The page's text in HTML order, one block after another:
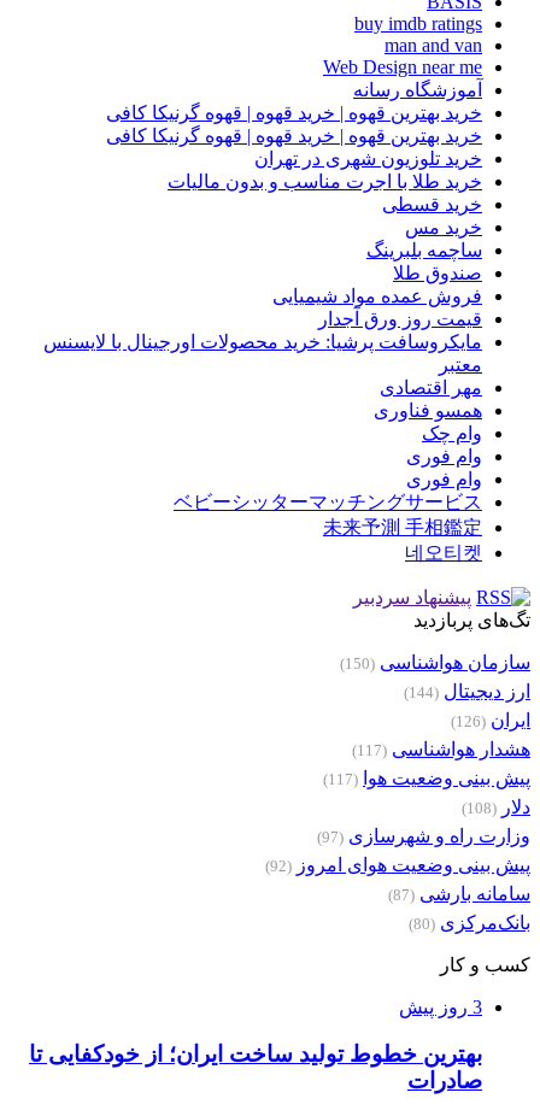
buy imdb ratings
man and van
Web Design near me
آموزشگاه رسانه
خرید بهترین قهوه | خرید قهوه | قهوه گرنیکا کافی
خرید بهترین قهوه | خرید قهوه | قهوه گرنیکا کافی
خرید تلوزیون شهری در تهران
خرید طلا با اجرت مناسب و بدون مالیات
خرید قسطی
خرید مس
ساچمه بلبرینگ
صندوق طلا
فروش عمده مواد شیمیایی
قیمت روز ورق آجدار
مایکروسافت پرشیا: خرید محصولات اورجینال با لایسنس
معتبر
مهر اقتصادی
همسو فناوری
وام چک
وام فوری
وام فوری
ベビーシッターマッチングサービス
未来予測 手相鑑定
네오티켓
پیشنهاد سردبیر
تگ‌های پربازدید
سازمان هواشناسی (150)
ارز دیجیتال (144)
ایران (126)
هشدار هواشناسی (117)
پیش بینی وضعیت هوا (117)
دلار (108)
وزارت راه و شهرسازی (97)
پیش بینی وضعیت هوای امروز (92)
سامانه بارشی (87)
بانک‌مرکزی (80)
کسب و کار
3 روز پیش
بهترین خطوط تولید ساخت ایران؛ از خودکفایی تا
صادرات